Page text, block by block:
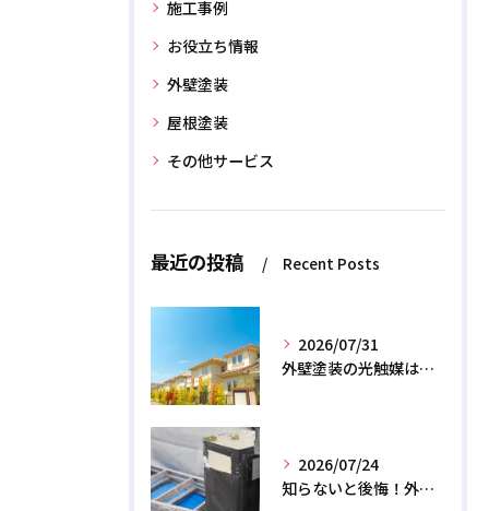
施工事例
お役立ち情報
外壁塗装
屋根塗装
その他サービス
最近の投稿 Recent Posts
2026/07/31
外壁塗装の光触媒は効果なし？デメリットと2026年のリアル
2026/07/24
知らないと後悔！外壁塗装で無機質塗料を選ぶデメリットと3つの罠